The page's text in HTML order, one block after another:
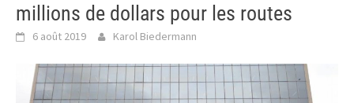
millions de dollars pour les routes
6 août 2019 Karol Biedermann